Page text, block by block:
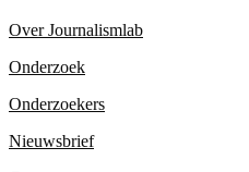
Over Journalismlab
Onderzoek
Onderzoekers
Nieuwsbrief